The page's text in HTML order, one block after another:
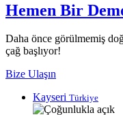
Hemen Bir
Daha önce görülmemiş
çağ başlıyor!
Bize Ulaşın
Kayseri Türkiye